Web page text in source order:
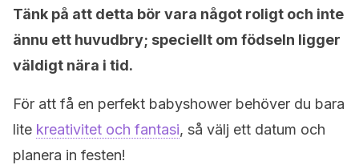
Tänk på att detta bör vara något roligt och inte
ännu ett huvudbry; speciellt om födseln ligger
väldigt nära i tid.
För att få en perfekt babyshower behöver du bara
lite kreativitet och fantasi, så välj ett datum och
planera in festen!